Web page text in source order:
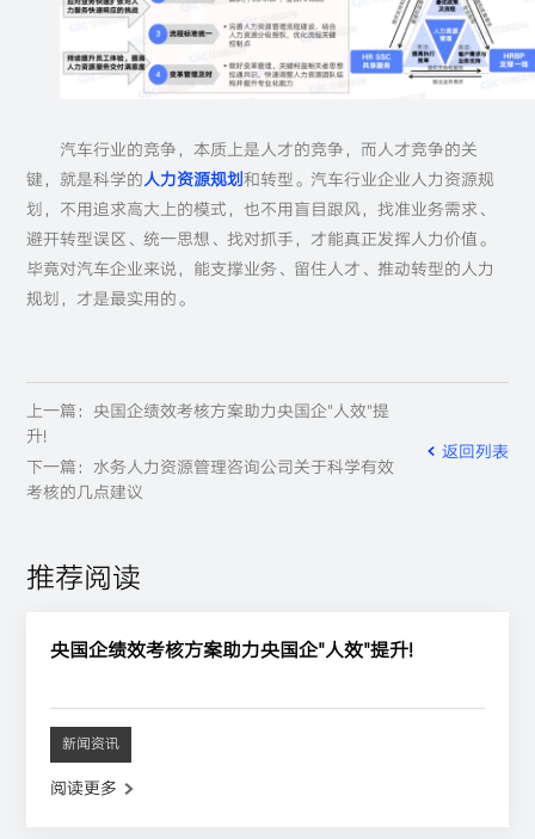
汽车行业的竞争，本质上是人才的竞争，而人才竞争的关
键，就是科学的人力资源规划和转型。汽车行业企业人力资源规
划，不用追求高大上的模式，也不用盲目跟风，找准业务需求、
避开转型误区、统一思想、找对抓手，才能真正发挥人力价值。
毕竟对汽车企业来说，能支撑业务、留住人才、推动转型的人力
规划，才是最实用的。
上一篇：央国企绩效考核方案助力央国企"人效"提
升!
下一篇：水务人力资源管理咨询公司关于科学有效
考核的几点建议
返回列表
推荐阅读
央国企绩效考核方案助力央国企"人效"提升!
新闻资讯
阅读更多